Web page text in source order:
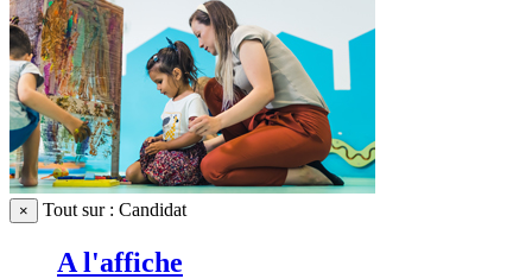
× Tout sur : Candidat
A l'affiche